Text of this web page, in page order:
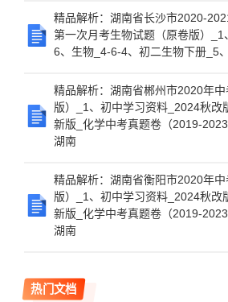
精品解析：湖南省长沙市2020-
第一次月考生物试题（原卷版）_1
6、生物_4-6-4、初二生物下册_5
精品解析：湖南省郴州市2020年
版）_1、初中学习资料_2024秋改
新版_化学中考真题卷（2019-2023
湖南
精品解析：湖南省衡阳市2020年
版）_1、初中学习资料_2024秋改
新版_化学中考真题卷（2019-2023
湖南
热门文档